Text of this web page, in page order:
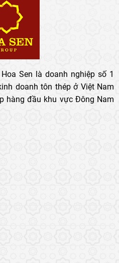
Sen là doanh nghiệp số 1
doanh tôn thép ở Việt Nam
hàng đầu khu vực Đông Nam